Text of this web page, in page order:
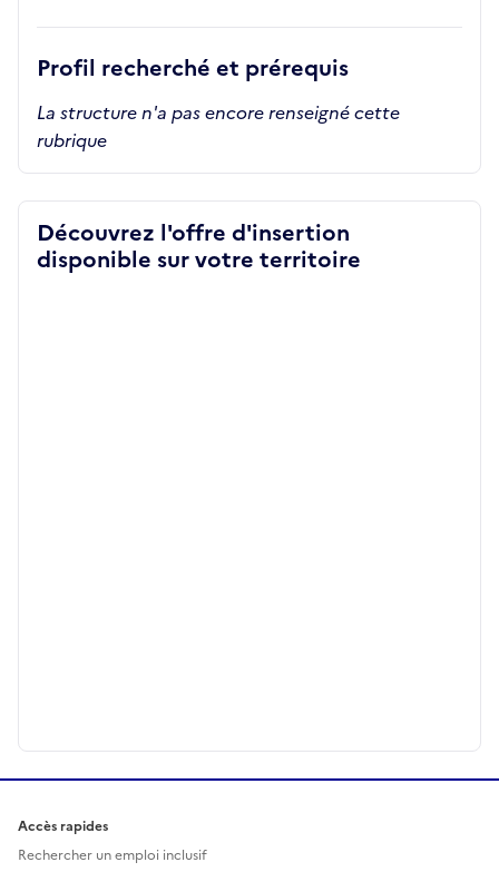
Profil recherché et prérequis
La structure n'a pas encore renseigné cette
rubrique
Découvrez l'offre d'insertion
disponible sur votre territoire
Accès rapides
Rechercher un emploi inclusif